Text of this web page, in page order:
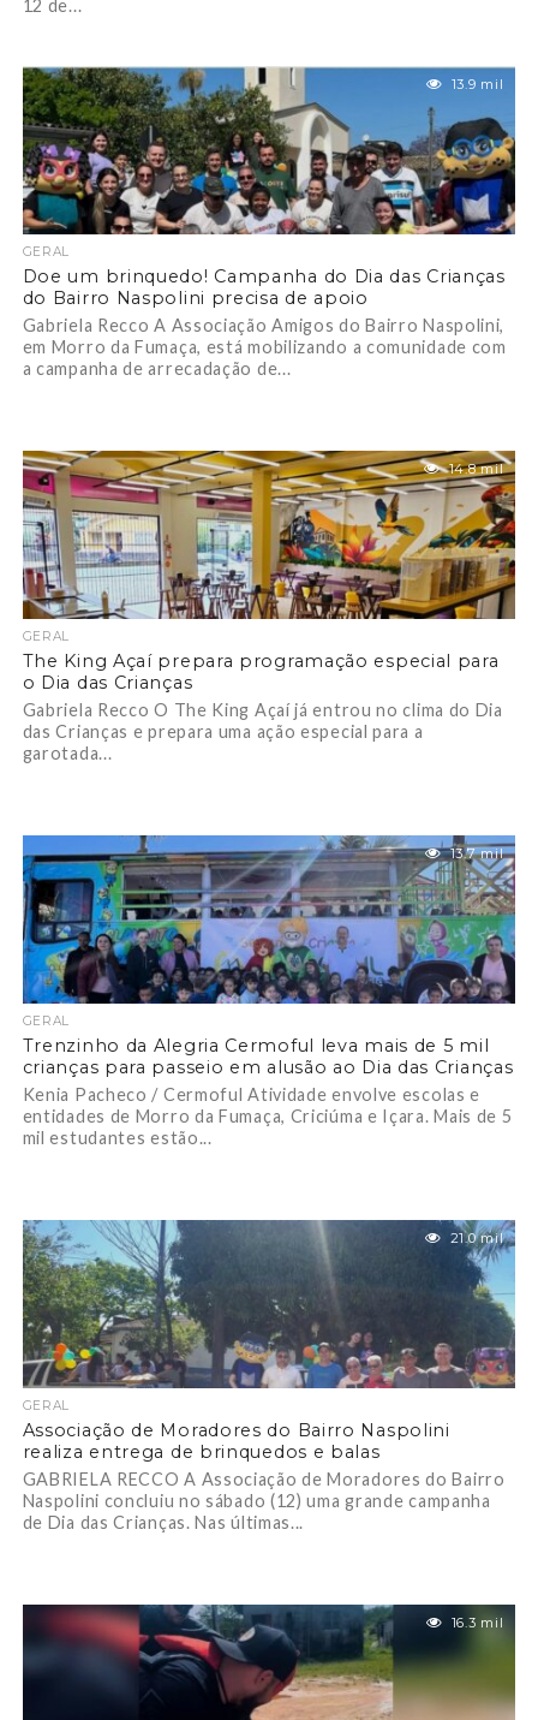
12 de...
13.9 mil
GERAL
Doe um brinquedo! Campanha do Dia das Crianças
do Bairro Naspolini precisa de apoio
Gabriela Recco A Associação Amigos do Bairro Naspolini,
em Morro da Fumaça, está mobilizando a comunidade com
a campanha de arrecadação de...
14.8 mil
GERAL
The King Açaí prepara programação especial para
o Dia das Crianças
Gabriela Recco O The King Açaí já entrou no clima do Dia
das Crianças e prepara uma ação especial para a
garotada...
13.7 mil
GERAL
Trenzinho da Alegria Cermoful leva mais de 5 mil
crianças para passeio em alusão ao Dia das Crianças
Kenia Pacheco / Cermoful Atividade envolve escolas e
entidades de Morro da Fumaça, Criciúma e Içara. Mais de 5
mil estudantes estão...
21.0 mil
GERAL
Associação de Moradores do Bairro Naspolini
realiza entrega de brinquedos e balas
GABRIELA RECCO A Associação de Moradores do Bairro
Naspolini concluiu no sábado (12) uma grande campanha
de Dia das Crianças. Nas últimas...
16.3 mil